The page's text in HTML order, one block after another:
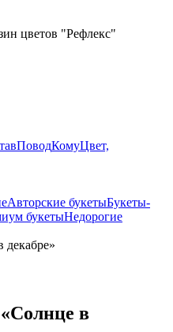
цветов "Рефлекс"
ПоводКомуЦвет,
Авторские букетыБукеты-
букетыНедорогие
декабре»
в